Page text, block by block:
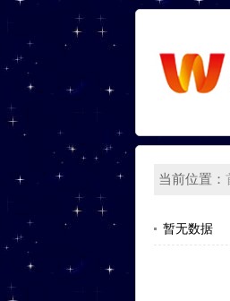
当前位置：
暂无数据